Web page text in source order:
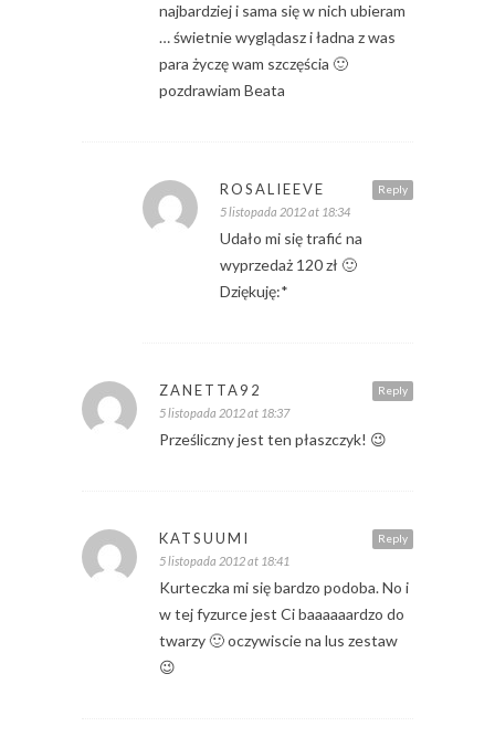
najbardziej i sama się w nich ubieram
… świetnie wyglądasz i ładna z was
para życzę wam szczęścia 🙂
pozdrawiam Beata
Reply
ROSALIEEVE
5 listopada 2012 at 18:34
Udało mi się trafić na
wyprzedaż 120 zł 🙂
Dziękuję:*
Reply
ZANETTA92
5 listopada 2012 at 18:37
Prześliczny jest ten płaszczyk! 😉
Reply
KATSUUMI
5 listopada 2012 at 18:41
Kurteczka mi się bardzo podoba. No i
w tej fyzurce jest Ci baaaaaardzo do
twarzy 🙂 oczywiscie na lus zestaw
😉